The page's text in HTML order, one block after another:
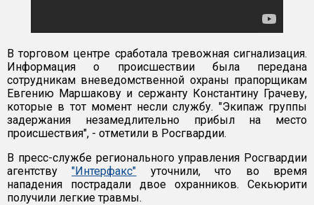
В торговом центре сработала тревожная сигнализация.
Информация о происшествии была передана
сотрудникам вневедомственной охраны прапорщикам
Евгению Маршакову и сержанту Константину Грачеву,
которые в тот момент несли службу. "Экипаж группы
задержания незамедлительно прибыл на место
происшествия", - отметили в Росгвардии.
В пресс-службе регионального управления Росгвардии
агентству"Интерфакс" уточнили, что во время
нападения пострадали двое охранников. Секьюрити
получили легкие травмы.